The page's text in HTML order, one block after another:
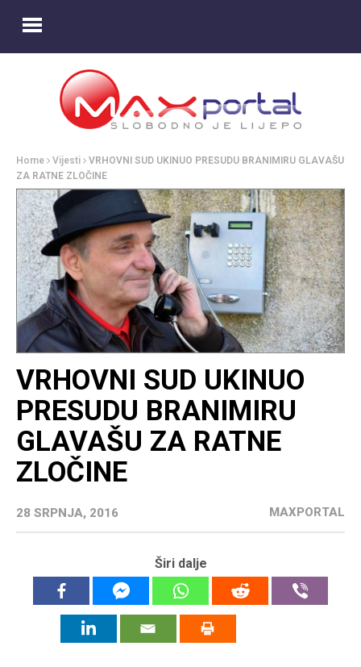
Home Vijesti
VRHOVNI SUD UKINUO PRESUDU BRANIMIRU GLAVAŠU
ZA RATNE ZLOČINE
VRHOVNI SUD UKINUO
PRESUDU BRANIMIRU
GLAVAŠU ZA RATNE
ZLOČINE
28 SRPNJA, 2016 MAXPORTAL
Širi dalje